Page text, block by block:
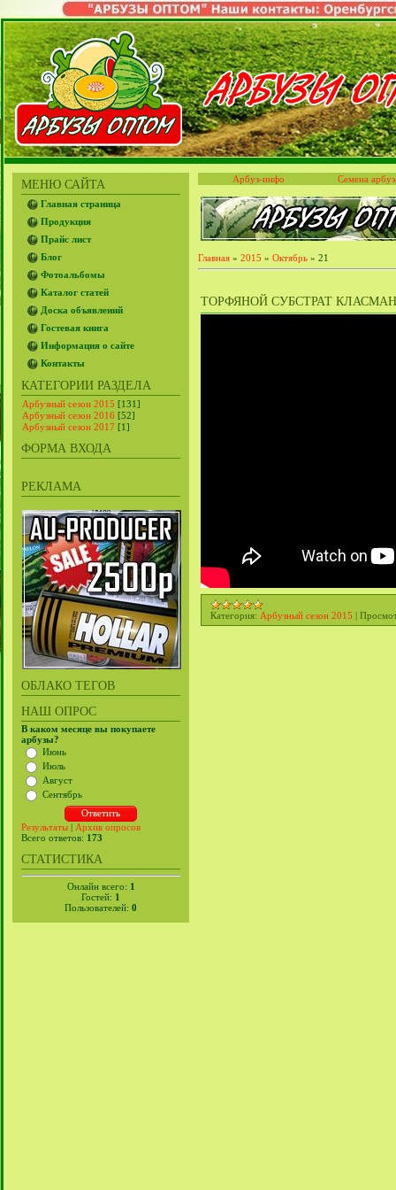
МЕНЮ САЙТА
Главная страница
Продукция
Прайс лист
Блог
Фотоальбомы
Каталог статей
Доска объявлений
Гостевая книга
Информация о сайте
Контакты
КАТЕГОРИИ РАЗДЕЛА
Арбузный сезон 2015 [131]
Арбузный сезон 2016 [52]
Арбузный сезон 2017 [1]
ФОРМА ВХОДА
РЕКЛАМА
ОБЛАКО ТЕГОВ
НАШ ОПРОС
В каком месяце вы покупаете
арбузы?
Июнь
Июль
Август
Сентябрь
Результаты | Архив опросов
Всего ответов: 173
СТАТИСТИКА
Онлайн всего: 1
Гостей: 1
Пользователей: 0
Арбуз-инфо Семена
Главная » 2015 » Октябрь » 21
ТОРФЯНОЙ СУБСТРАТ
Категория: Арбузный сезон 2015 |